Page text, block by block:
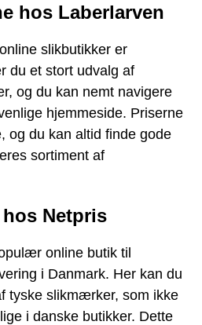
hos Laberlarven
slikbutikker er
du et stort udvalg af
og du kan nemt navigere
hjemmeside. Priserne
og du kan altid finde gode
sortiment af
Netpris
online butik til
i Danmark. Her kan du
tyske slikmærker, som ikke
i danske butikker. Dette